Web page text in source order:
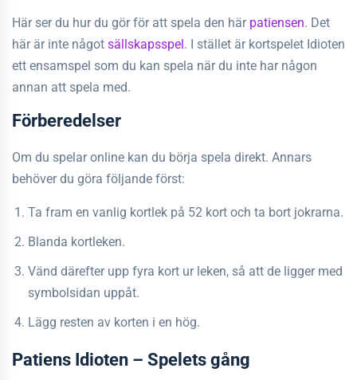
Här ser du hur du gör för att spela den här patiensen. Det
här är inte något sällskapsspel. I stället är kortspelet Idioten
ett ensamspel som du kan spela när du inte har någon
annan att spela med.
Förberedelser
Om du spelar online kan du börja spela direkt. Annars
behöver du göra följande först:
Ta fram en vanlig kortlek på 52 kort och ta bort jokrarna.
Blanda kortleken.
Vänd därefter upp fyra kort ur leken, så att de ligger med
symbolsidan uppåt.
Lägg resten av korten i en hög.
Patiens Idioten – Spelets gång